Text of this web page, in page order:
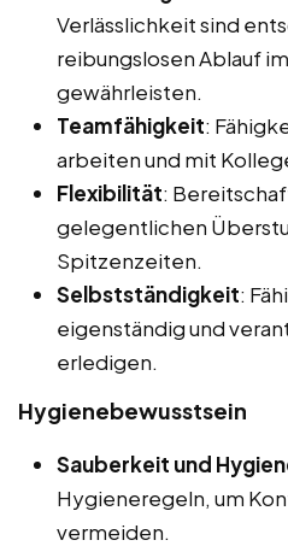
Verlässlichkeit sind
reibungslosen Ablauf
gewährleisten.
Teamfähigkeit:
arbeiten und mit
Flexibilität:
gelegentlichen
Spitzenzeiten.
Selbstständigkeit:
eigenständig und
erledigen.
Hygienebewusstsein
Sauberkeit und
Hygieneregeln, um
vermeiden.